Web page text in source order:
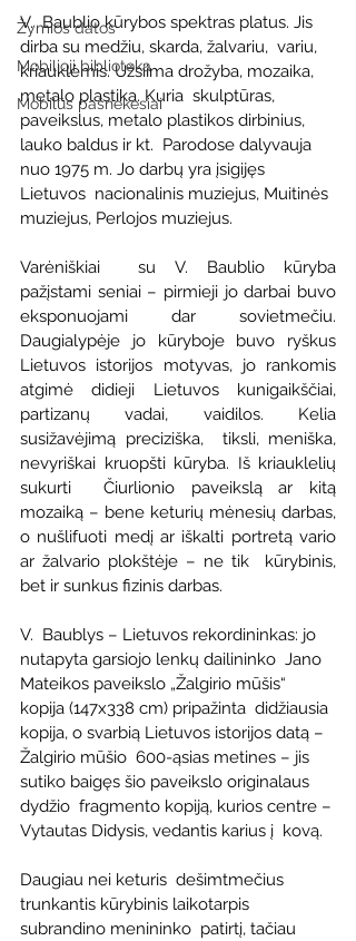
Žymios datos
Mobilioji biblioteka
Mobilūs pašnekesiai
V.  Baublio kūrybos spektras platus. Jis
dirba su medžiu, skarda, žalvariu,  variu,
kriauklėmis. Užsiima drožyba, mozaika,
metalo plastika. Kuria  skulptūras,
paveikslus, metalo plastikos dirbinius,
lauko baldus ir kt.  Parodose dalyvauja
nuo 1975 m. Jo darbų yra įsigijęs
Lietuvos  nacionalinis muziejus, Muitinės
muziejus, Perlojos muziejus.
Varėniškiai  su V. Baublio kūryba
pažįstami seniai – pirmieji jo darbai buvo
eksponuojami dar sovietmečiu.
Daugialypėje jo kūryboje buvo ryškus
Lietuvos istorijos motyvas, jo rankomis
atgimė didieji Lietuvos kunigaikščiai,
partizanų vadai, vaidilos. Kelia
susižavėjimą preciziška,  tiksli, meniška,
nevyriškai kruopšti kūryba. Iš kriauklelių
sukurti  Čiurlionio paveikslą ar kitą
mozaiką – bene keturių mėnesių darbas,
o nušlifuoti medį ar iškalti portretą vario
ar žalvario plokštėje – ne tik  kūrybinis,
bet ir sunkus fizinis darbas.
V.  Baublys – Lietuvos rekordininkas: jo
nutapyta garsiojo lenkų dailininko  Jano
Mateikos paveikslo „Žalgirio mūšis“
kopija (147x338 cm) pripažinta  didžiausia
kopija, o svarbią Lietuvos istorijos datą –
Žalgirio mūšio  600-ąsias metines – jis
sutiko baigęs šio paveikslo originalaus
dydžio  fragmento kopiją, kurios centre –
Vytautas Didysis, vedantis karius į  kovą.
Daugiau nei keturis  dešimtmečius
trunkantis kūrybinis laikotarpis
subrandino menininko  patirtį, tačiau